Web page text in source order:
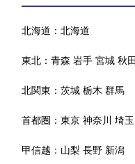
北海道：北海道
東北：青森 岩手 宮城 秋田
北関東：茨城 栃木 群馬
首都圏：東京 神奈川 埼玉
甲信越： 山梨 長野 新潟